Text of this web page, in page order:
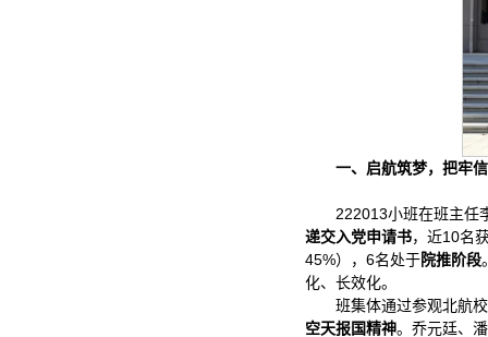
一、启航筑梦，把牢
222013小班在班主任
递交入党申请书，近10名
45%），6名处于院推阶段
化、长效化。
班集体通过参观北航
空天报国精神。乔元廷、